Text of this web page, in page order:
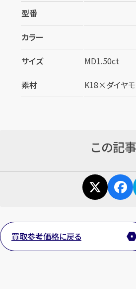
分！今すぐ査定金
まずはお電話で無
【総合受付】24時間・
型番
カラー
サイズ
MD1.50ct
素材
K18×ダイヤモ
この記
買取参考価格に戻る